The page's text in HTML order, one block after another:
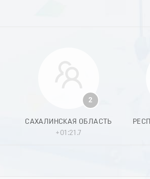
2
САХАЛИНСКАЯ ОБЛАСТЬ
+01:21.7